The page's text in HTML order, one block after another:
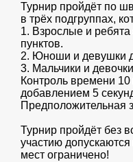
Турнир пройдёт по
в трёх подгруппах,
1. Взрослые и
пунктов.
2. Юноши и девушки
3. Мальчики и
Контроль времени 10
добавлением 5
Предположительная
Турнир пройдёт без
участию
мест ограничено!